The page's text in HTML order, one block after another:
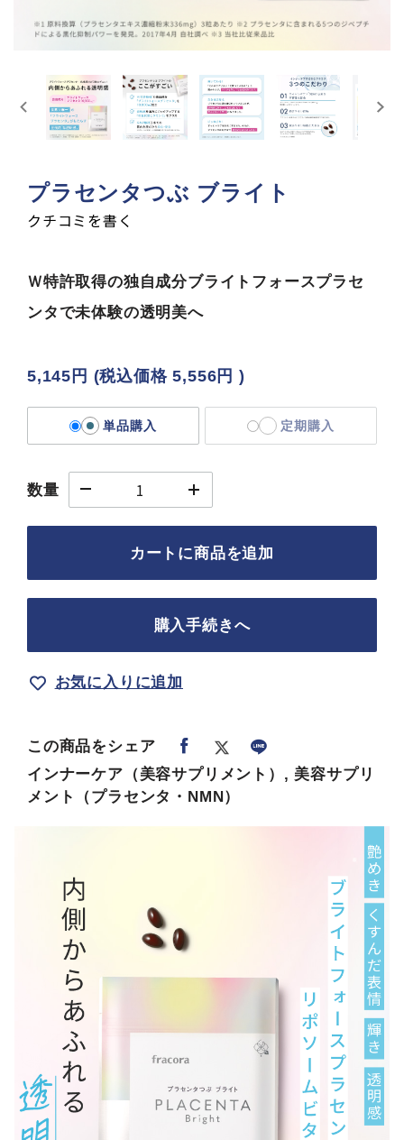
プラセンタつぶ ブライト
クチコミを書く
Ｗ特許取得の独自成分ブライトフォースプラセ
ンタで未体験の透明美へ
5,145円 (税込価格5,556円 )
単品購入 定期購入
数量
カートに商品を追加
購入手続きへ
お気に入りに追加
この商品をシェア
インナーケア（美容サプリメント）, 美容サプリ
メント（プラセンタ・NMN）